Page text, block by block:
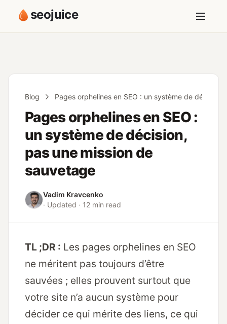
seojuice
Blog Pages orphelines en SEO : un système de
Pages orphelines en SEO :
un système de décision,
pas une mission de
sauvetage
Vadim Kravcenko
· Updated · 12 min read
TL ;DR : Les pages orphelines en SEO
ne méritent pas toujours d’être
sauvées ; elles prouvent surtout que
votre site n’a aucun système pour
décider ce qui mérite des liens, ce qui